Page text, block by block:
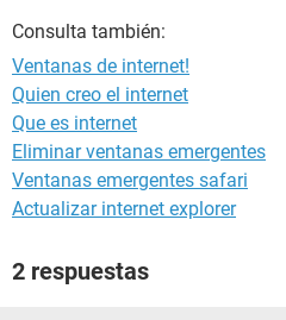
Consulta también:
Ventanas de internet!
Quien creo el internet
Que es internet
Eliminar ventanas emergentes
Ventanas emergentes safari
Actualizar internet explorer
2 respuestas